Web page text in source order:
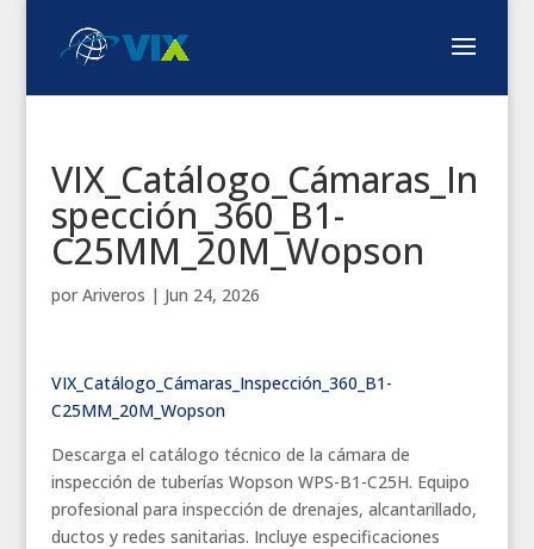
VIX_Catálogo_Cámaras_In
spección_360_B1-
C25MM_20M_Wopson
por Ariveros | Jun 24, 2026
VIX_Catálogo_Cámaras_Inspección_360_B1-
C25MM_20M_Wopson
Descarga el catálogo técnico de la cámara de
inspección de tuberías Wopson WPS-B1-C25H. Equipo
profesional para inspección de drenajes, alcantarillado,
ductos y redes sanitarias. Incluye especificaciones